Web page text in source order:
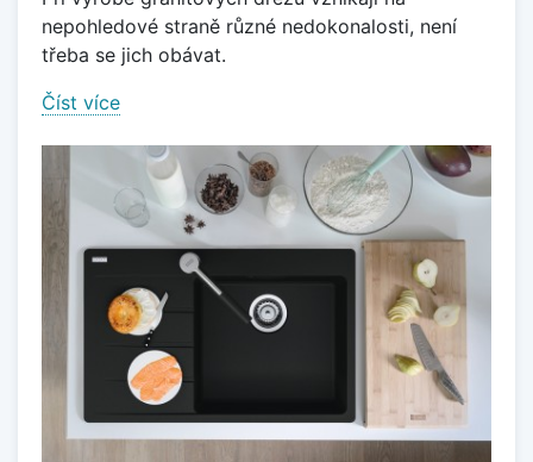
nepohledové straně různé nedokonalosti, není
třeba se jich obávat.
Číst více